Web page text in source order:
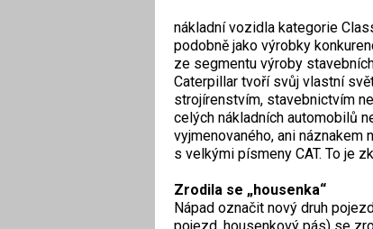
nákladní vozidla kategorie
podobně jako výrobky
ze segmentu výroby
Caterpillar tvoří svůj vlastní
strojírenstvím, stavebnictvím
celých nákladních automobilů
vyjmenovaného, ani
s velkými písmeny CAT. To je
Zrodila se „housenka“
Nápad označit nový druh